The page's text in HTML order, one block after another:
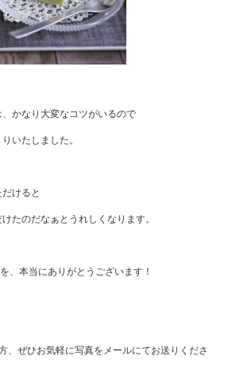
かなり大変なコツがいるので
いたしました。
けると
たのだなぁとうれしくなります。
、本当にありがとうございます！
、ぜひお気軽に写真をメールにてお送りくださ